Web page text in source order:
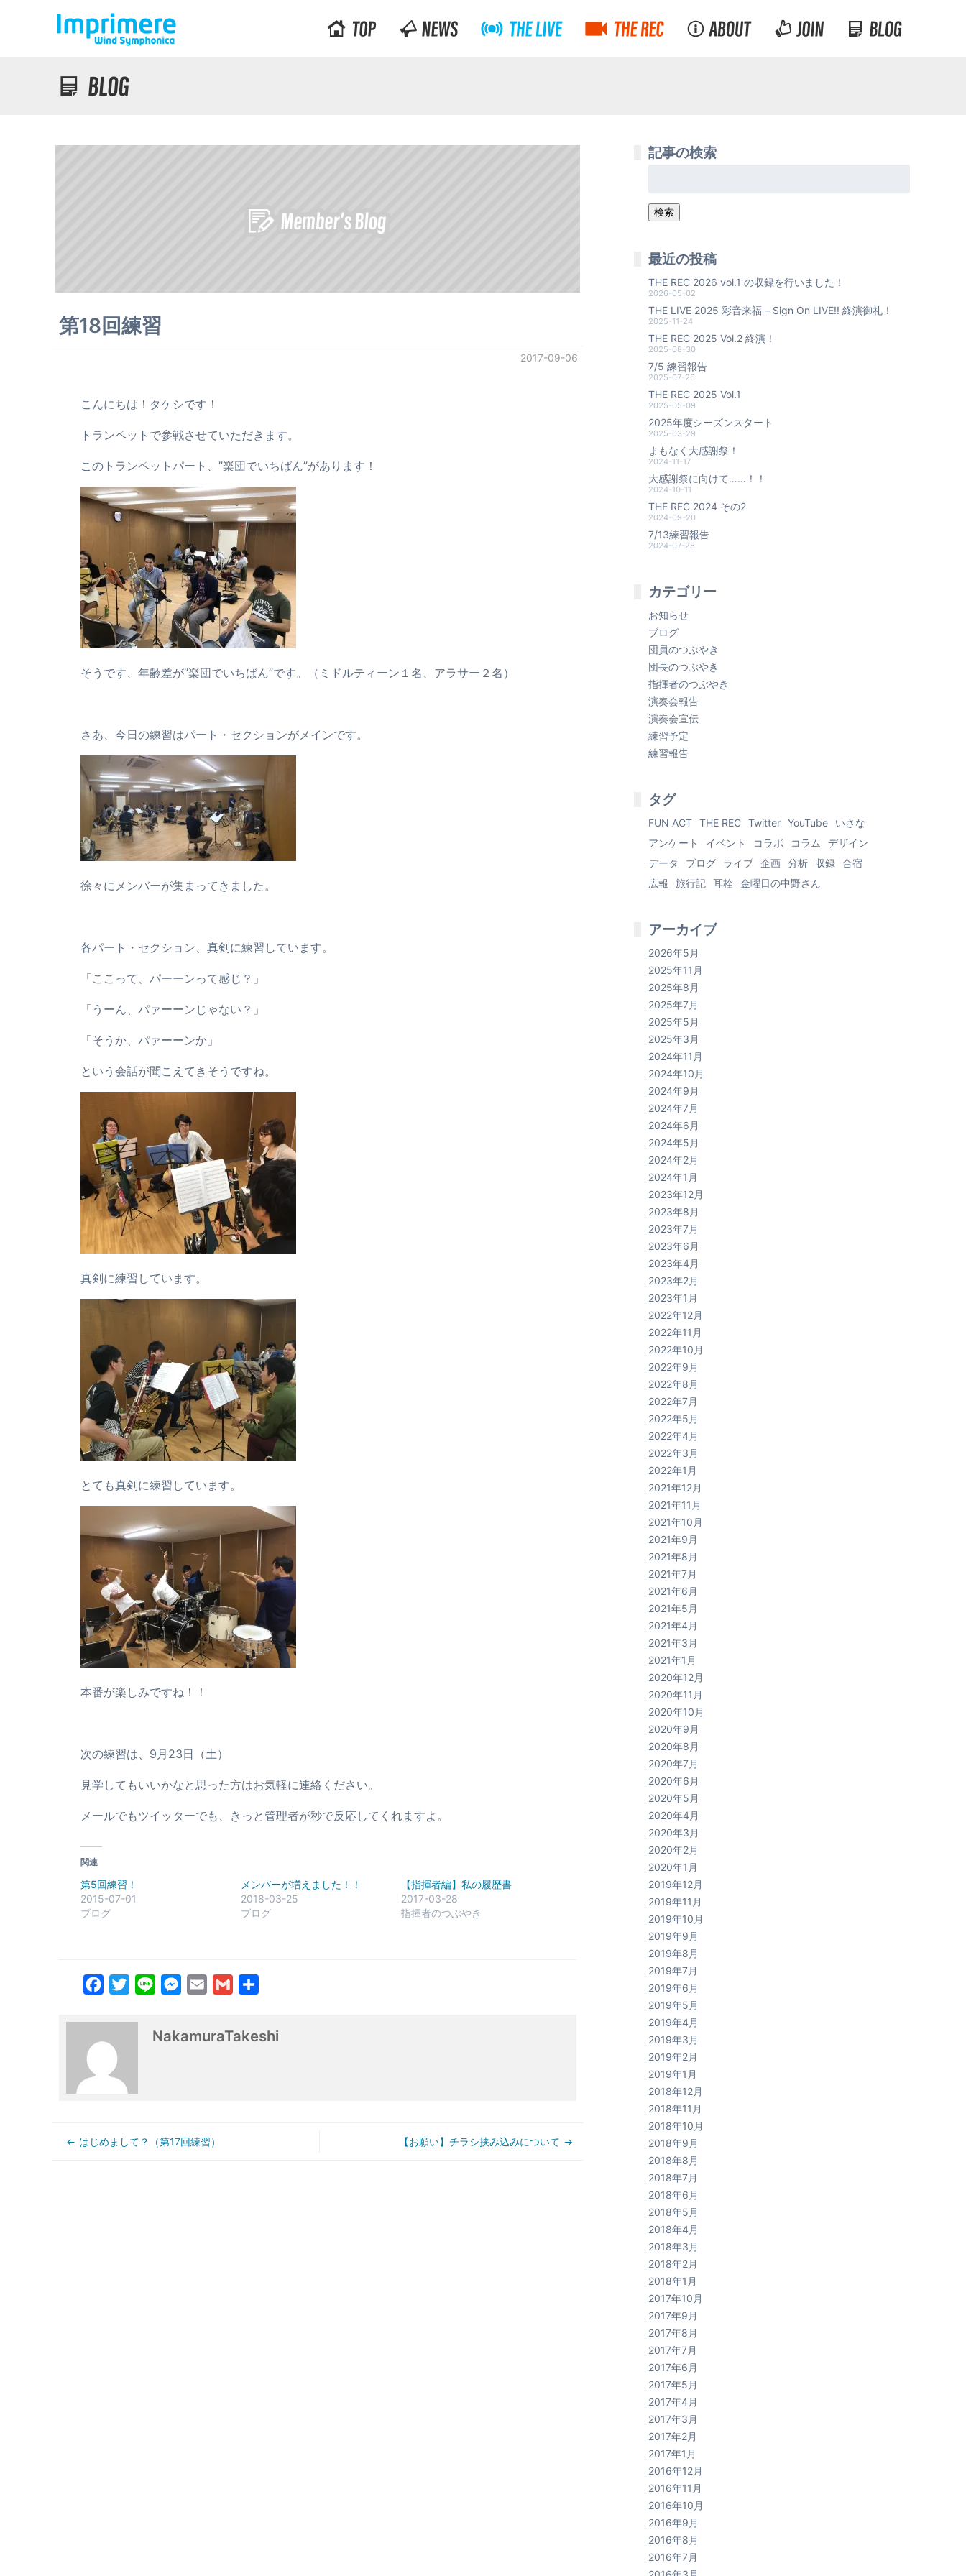
第18回練習
2017-09-06
こんにちは！タケシです！
トランペットで参戦させていただきます。
このトランペットパート、”楽団でいちばん”があります！
そうです、年齢差が”楽団でいちばん”です。（ミドルティーン１名、アラサー２名）
さあ、今日の練習はパート・セクションがメインです。
徐々にメンバーが集まってきました。
各パート・セクション、真剣に練習しています。
「ここって、パーーンって感じ？」
「うーん、パァーーンじゃない？」
「そうか、パァーーンか」
という会話が聞こえてきそうですね。
真剣に練習しています。
とても真剣に練習しています。
本番が楽しみですね！！
次の練習は、9月23日（土）
見学してもいいかなと思った方はお気軽に連絡ください。
メールでもツイッターでも、きっと管理者が秒で反応してくれますよ。
関連
第5回練習！
2015-07-01
ブログ
メンバーが増えました！！
2018-03-25
ブログ
【指揮者編】私の履歴書
2017-03-28
指揮者のつぶやき
FacebookTwitterLine Messenger
Email Gmail
NakamuraTakeshi
はじめまして？（第17回練習） 【お願い】チラシ挟み込みについて
記事の検索
検索
最近の投稿
THE REC 2026 vol.1 の収録を行いました！
2026-05-02
THE LIVE 2025 彩音来福 – Sign On LIVE!! 終演御礼！
2025-11-24
THE REC 2025 Vol.2 終演！
2025-08-30
7/5 練習報告
2025-07-26
THE REC 2025 Vol.1
2025-05-09
2025年度シーズンスタート
2025-03-29
まもなく大感謝祭！
2024-11-17
大感謝祭に向けて……！！
2024-10-11
THE REC 2024 その2
2024-09-20
7/13練習報告
2024-07-28
カテゴリー
お知らせ
ブログ
団員のつぶやき
団長のつぶやき
指揮者のつぶやき
演奏会報告
演奏会宣伝
練習予定
練習報告
タグ
FUN ACT THE REC Twitter YouTube
いさな
アンケート
イベント コラボ コラム
デザイン
データ
ブログ ライブ 企画 分析 収録 合宿
広報
旅行記 耳栓 金曜日の中野さん
アーカイブ
2026年5月
2025年11月
2025年8月
2025年7月
2025年5月
2025年3月
2024年11月
2024年10月
2024年9月
2024年7月
2024年6月
2024年5月
2024年2月
2024年1月
2023年12月
2023年8月
2023年7月
2023年6月
2023年4月
2023年2月
2023年1月
2022年12月
2022年11月
2022年10月
2022年9月
2022年8月
2022年7月
2022年5月
2022年4月
2022年3月
2022年1月
2021年12月
2021年11月
2021年10月
2021年9月
2021年8月
2021年7月
2021年6月
2021年5月
2021年4月
2021年3月
2021年1月
2020年12月
2020年11月
2020年10月
2020年9月
2020年8月
2020年7月
2020年6月
2020年5月
2020年4月
2020年3月
2020年2月
2020年1月
2019年12月
2019年11月
2019年10月
2019年9月
2019年8月
2019年7月
2019年6月
2019年5月
2019年4月
2019年3月
2019年2月
2019年1月
2018年12月
2018年11月
2018年10月
2018年9月
2018年8月
2018年7月
2018年6月
2018年5月
2018年4月
2018年3月
2018年2月
2018年1月
2017年10月
2017年9月
2017年8月
2017年7月
2017年6月
2017年5月
2017年4月
2017年3月
2017年2月
2017年1月
2016年12月
2016年11月
2016年10月
2016年9月
2016年8月
2016年7月